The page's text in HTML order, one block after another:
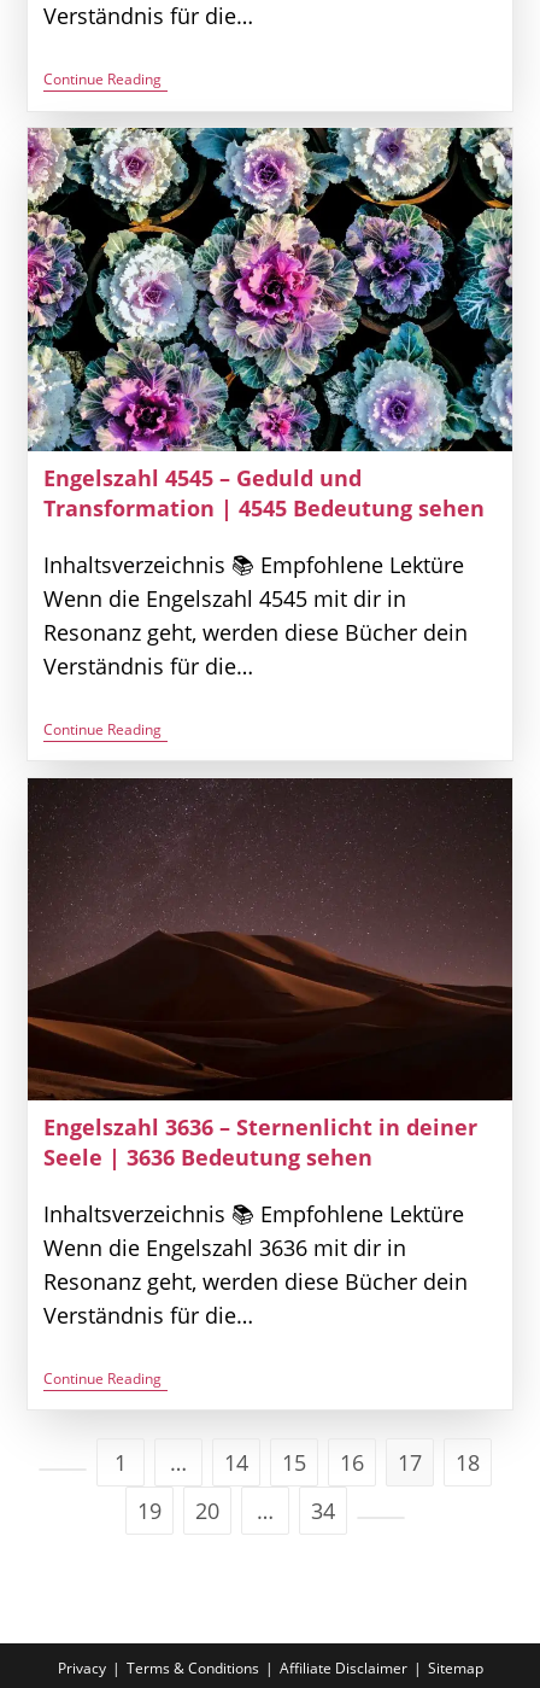
Verständnis für die…
Continue ReadingEngelszahl
2727
–
Ihre
Vision
Wird
Sie
Durchbringen!
|
2727
Bedeutung
Sehen
Engelszahl 4545 – Geduld und
Transformation | 4545 Bedeutung sehen
Inhaltsverzeichnis 📚 Empfohlene Lektüre
Wenn die Engelszahl 4545 mit dir in
Resonanz geht, werden diese Bücher dein
Verständnis für die…
Continue ReadingEngelszahl
4545
–
Geduld
Und
Transformation
|
4545
Bedeutung
Sehen
Engelszahl 3636 – Sternenlicht in deiner
Seele | 3636 Bedeutung sehen
Inhaltsverzeichnis 📚 Empfohlene Lektüre
Wenn die Engelszahl 3636 mit dir in
Resonanz geht, werden diese Bücher dein
Verständnis für die…
Continue ReadingEngelszahl
3636
–
Deiner
|
1 … 14 15 16 17
18
19
20 … 34
Privacy Terms & Conditions Affiliate Disclaimer Sitemap